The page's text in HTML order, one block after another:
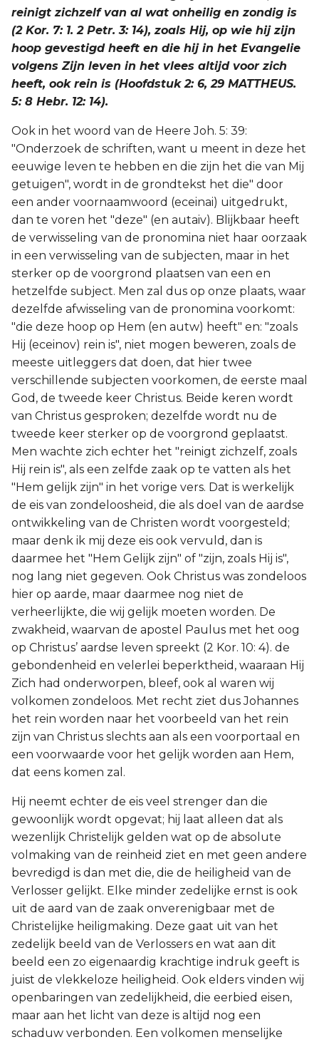
reinigt zichzelf van al wat onheilig en zondig is
(2 Kor. 7: 1. 2 Petr. 3: 14), zoals Hij, op wie hij zijn
hoop gevestigd heeft en die hij in het Evangelie
volgens Zijn leven in het vlees altijd voor zich
heeft, ook rein is (Hoofdstuk 2: 6, 29 MATTHEUS.
5: 8 Hebr. 12: 14).
Ook in het woord van de Heere Joh. 5: 39:
"Onderzoek de schriften, want u meent in deze het
eeuwige leven te hebben en die zijn het die van Mij
getuigen", wordt in de grondtekst het die" door
een ander voornaamwoord (eceinai) uitgedrukt,
dan te voren het "deze" (en autaiv). Blijkbaar heeft
de verwisseling van de pronomina niet haar oorzaak
in een verwisseling van de subjecten, maar in het
sterker op de voorgrond plaatsen van een en
hetzelfde subject. Men zal dus op onze plaats, waar
dezelfde afwisseling van de pronomina voorkomt:
"die deze hoop op Hem (en autw) heeft" en: "zoals
Hij (eceinov) rein is", niet mogen beweren, zoals de
meeste uitleggers dat doen, dat hier twee
verschillende subjecten voorkomen, de eerste maal
God, de tweede keer Christus. Beide keren wordt
van Christus gesproken; dezelfde wordt nu de
tweede keer sterker op de voorgrond geplaatst.
Men wachte zich echter het "reinigt zichzelf, zoals
Hij rein is", als een zelfde zaak op te vatten als het
"Hem gelijk zijn" in het vorige vers. Dat is werkelijk
de eis van zondeloosheid, die als doel van de aardse
ontwikkeling van de Christen wordt voorgesteld;
maar denk ik mij deze eis ook vervuld, dan is
daarmee het "Hem Gelijk zijn" of "zijn, zoals Hij is",
nog lang niet gegeven. Ook Christus was zondeloos
hier op aarde, maar daarmee nog niet de
verheerlijkte, die wij gelijk moeten worden. De
zwakheid, waarvan de apostel Paulus met het oog
op Christus’ aardse leven spreekt (2 Kor. 10: 4). de
gebondenheid en velerlei beperktheid, waaraan Hij
Zich had onderworpen, bleef, ook al waren wij
volkomen zondeloos. Met recht ziet dus Johannes
het rein worden naar het voorbeeld van het rein
zijn van Christus slechts aan als een voorportaal en
een voorwaarde voor het gelijk worden aan Hem,
dat eens komen zal.
Hij neemt echter de eis veel strenger dan die
gewoonlijk wordt opgevat; hij laat alleen dat als
wezenlijk Christelijk gelden wat op de absolute
volmaking van de reinheid ziet en met geen andere
bevredigd is dan met die, die de heiligheid van de
Verlosser gelijkt. Elke minder zedelijke ernst is ook
uit de aard van de zaak onverenigbaar met de
Christelijke heiligmaking. Deze gaat uit van het
zedelijk beeld van de Verlossers en wat aan dit
beeld een zo eigenaardig krachtige indruk geeft is
juist de vlekkeloze heiligheid. Ook elders vinden wij
openbaringen van zedelijkheid, die eerbied eisen,
maar aan het licht van deze is altijd nog een
schaduw verbonden. Een volkomen menselijke